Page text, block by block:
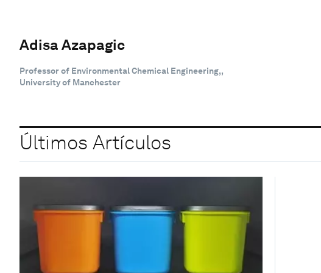
Adisa Azapagic
Professor of Environmental Chemical Engineering,,
University of Manchester
Últimos Artículos